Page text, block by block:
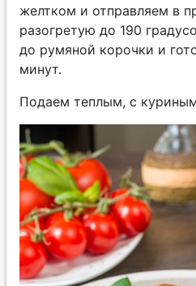
желтком и отправляем в
разогретую до 190
до румяной корочки и
минут.
Подаем теплым, с